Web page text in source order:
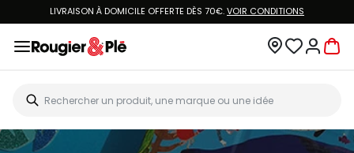
LIVRAISON À DOMICILE OFFERTE DÈS 70€.VOIR CONDITIONS